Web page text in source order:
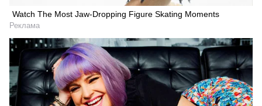
Watch The Most Jaw‑Dropping Figure Skating Moments
Реклама